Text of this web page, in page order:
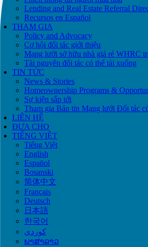
Lending and Real Estate Referral
Recursos en Español
THAM GIA
Policy and Advocacy
Cơ hội đối tác giới thiệu
Mạng lưới sở hữu nhà giá rẻ WHRC
Tài nguyên đối tác có thể tải xuống
TIN TỨC
News & Stories
Homeownership Programs &
Sự kiện sắp tới
Tham gia Bản tin Mạng lưới Đối tác
LIÊN HỆ
ĐƯA CHO
TIẾNG VIỆT
Tiếng Việt
English
Español
Bosanski
简体中文
Français
Deutsch
日本語
한국어
ພາສາລາວ